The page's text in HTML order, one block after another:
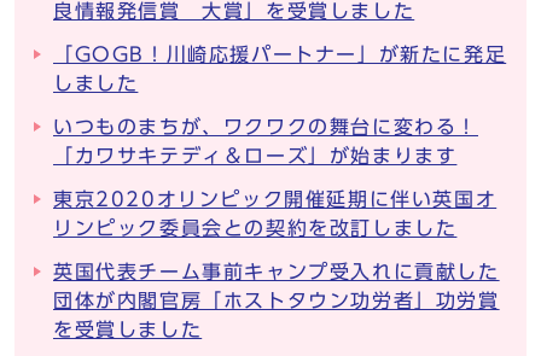
良情報発信賞 大賞」を受賞しました
「GOGB！川崎応援パートナー」が新たに発足
しました
いつものまちが、ワクワクの舞台に変わる！
「カワサキテディ＆ローズ」が始まります
東京2020オリンピック開催延期に伴い英国オ
リンピック委員会との契約を改訂しました
英国代表チーム事前キャンプ受入れに貢献した
団体が内閣官房「ホストタウン功労者」功労賞
を受賞しました